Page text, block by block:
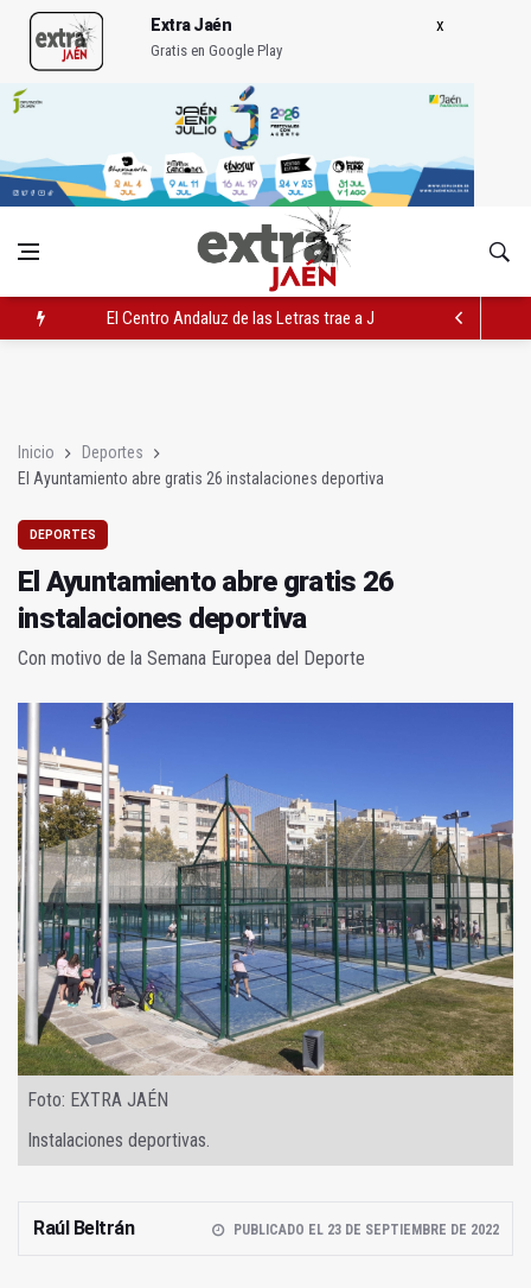
Extra Jaén
Gratis en Google Play
El Centro Andaluz de las Letras trae a Jaén al filósofo Omar
Inicio
Deportes
El Ayuntamiento abre gratis 26 instalaciones deportiva
DEPORTES
El Ayuntamiento abre gratis 26
instalaciones deportiva
Con motivo de la Semana Europea del Deporte
Foto: EXTRA JAÉN
Instalaciones deportivas.
Raúl Beltrán PUBLICADO EL 23 DE SEPTIEMBRE DE 2022